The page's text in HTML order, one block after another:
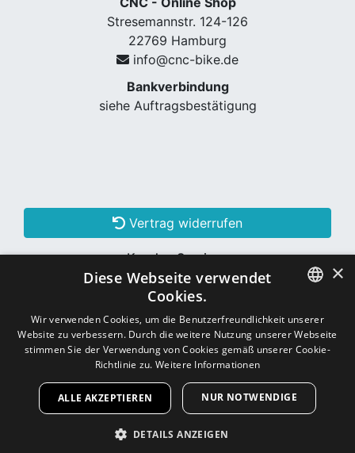
Stresemannstr. 124-126
22769 Hamburg
info@cnc-bike.de
Bankverbindung
siehe Auftragsbestätigung
Vertrag widerrufen
Kunden Services
Konto erstellen
Schon Kunde? Einloggen
Copyright © 2026 CNC - Online Shop
GERMAN
×
Diese Webseite verwendet
Cookies.
Wir verwenden Cookies, um die Benutzerfreundlichkeit unserer
Website zu verbessern. Durch die weitere Nutzung unserer Webseite
stimmen Sie der Verwendung von Cookies gemäß unserer Cookie-
Richtlinie zu. Weitere Informationen
ALLE AKZEPTIEREN NUR NOTWENDIGE
DETAILS ANZEIGEN